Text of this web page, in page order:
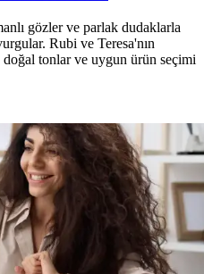
gözler ve parlak dudaklarla
Rubi ve Teresa'nın
tonlar ve uygun ürün seçimi